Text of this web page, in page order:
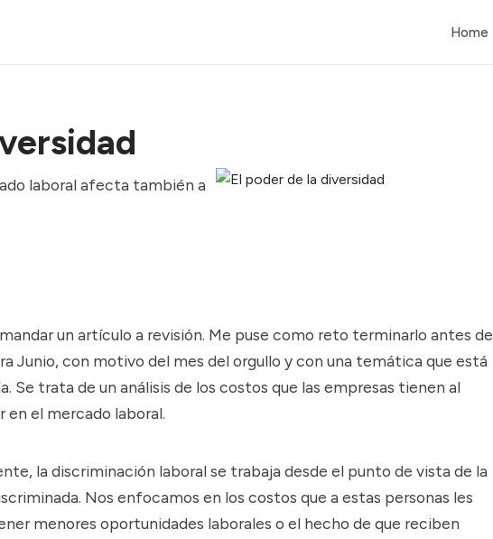
Home
laboral afecta también a
un artículo a revisión. Me puse como reto terminarlo antes de
Junio, con motivo del mes del orgullo y con una temática que está
Se trata de un análisis de los costos que las empresas tienen al
en el mercado laboral.
la discriminación laboral se trabaja desde el punto de vista de la
Nos enfocamos en los costos que a estas personas les
menores oportunidades laborales o el hecho de que reciben